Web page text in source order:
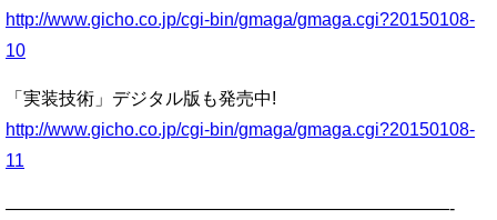
http://www.gicho.co.jp/cgi-bin/gmaga/gmaga.cgi?20150108-
10
「実装技術」デジタル版も発売中!
http://www.gicho.co.jp/cgi-bin/gmaga/gmaga.cgi?20150108-
11
—————————————————————————-